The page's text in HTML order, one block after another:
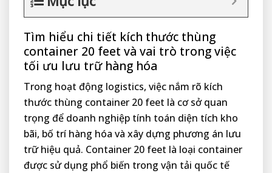
Tìm hiểu chi tiết kích thước thùng
container 20 feet và vai trò trong việc
tối ưu lưu trữ hàng hóa
Trong hoạt động logistics, việc nắm rõ kích
thước thùng container 20 feet là cơ sở quan
trọng để doanh nghiệp tính toán diện tích kho
bãi, bố trí hàng hóa và xây dựng phương án lưu
trữ hiệu quả. Container 20 feet là loại container
được sử dụng phổ biến trong vận tải quốc tế